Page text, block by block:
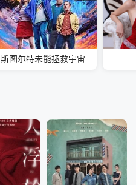
斯图尔特未能拯救宇宙